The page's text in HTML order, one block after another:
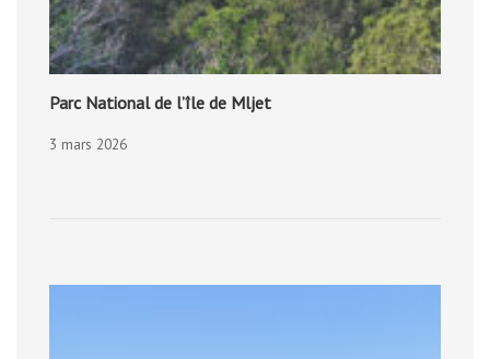
Parc National de l’île de Mljet
3 mars 2026